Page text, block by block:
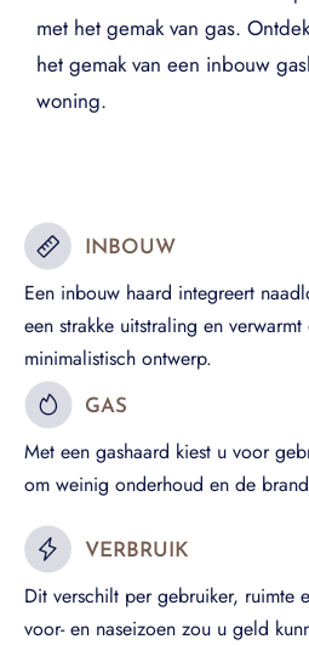
met het gemak van gas.
het gemak van een inbouw
woning.
INBOUW
Een inbouw haard integreert
een strakke uitstraling en
minimalistisch ontwerp.
GAS
Met een gashaard kiest u voor
om weinig onderhoud en de
VERBRUIK
Dit verschilt per gebruiker, ruimte
voor- en naseizoen zou u geld